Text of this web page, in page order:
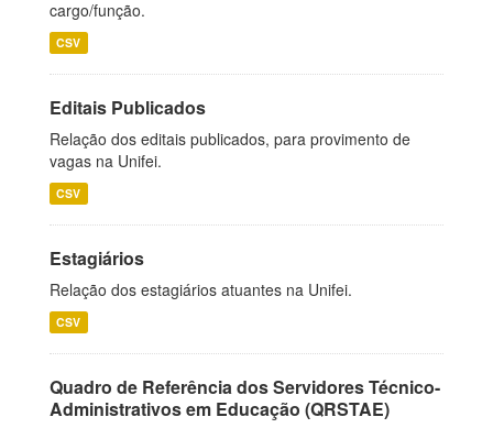
cargo/função.
CSV
Editais Publicados
Relação dos editais publicados, para provimento de
vagas na Unifei.
CSV
Estagiários
Relação dos estagiários atuantes na Unifei.
CSV
Quadro de Referência dos Servidores Técnico-
Administrativos em Educação (QRSTAE)